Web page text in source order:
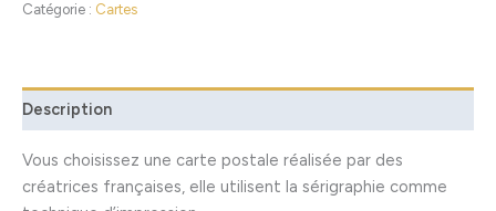
Catégorie : Cartes
Description
Vous choisissez une carte postale réalisée par des
créatrices françaises, elle utilisent la sérigraphie comme